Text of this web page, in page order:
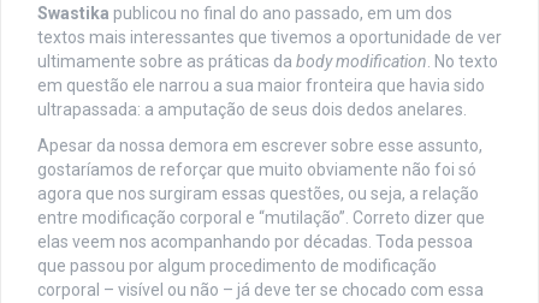
Swastika publicou no final do ano passado, em um dos
textos mais interessantes que tivemos a oportunidade de ver
ultimamente sobre as práticas da body modification. No texto
em questão ele narrou a sua maior fronteira que havia sido
ultrapassada: a amputação de seus dois dedos anelares.
Apesar da nossa demora em escrever sobre esse assunto,
gostaríamos de reforçar que muito obviamente não foi só
agora que nos surgiram essas questões, ou seja, a relação
entre modificação corporal e “mutilação”. Correto dizer que
elas veem nos acompanhando por décadas. Toda pessoa
que passou por algum procedimento de modificação
corporal – visível ou não – já deve ter se chocado com essa